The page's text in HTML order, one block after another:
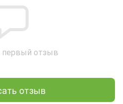
первый отзыв
отзыв